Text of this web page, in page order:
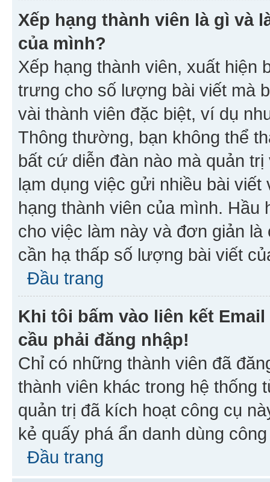
Xếp hạng thành viên là gì và
của mình?
Xếp hạng thành viên, xuất
trưng cho số lượng bài viết mà
vài thành viên đặc biệt, ví dụ
Thông thường, bạn không thể
bất cứ diễn đàn nào mà quản
lạm dụng việc gửi nhiều bài
hạng thành viên của mình. Hầu
cho việc làm này và đơn giản
cần hạ thấp số lượng bài viết
Đầu trang
Khi tôi bấm vào liên kết
cầu phải đăng nhập!
Chỉ có những thành viên đã
thành viên khác trong hệ thống
quản trị đã kích hoạt công cụ
kẻ quấy phá ẩn danh dùng
Đầu trang